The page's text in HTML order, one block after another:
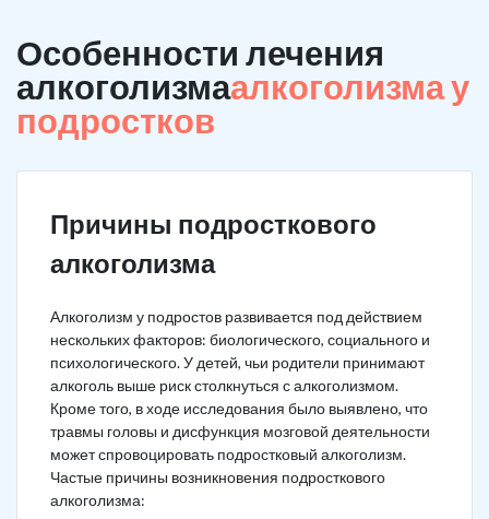
Особенности лечения
алкоголизмаалкоголизма у
подростков
Причины подросткового
алкоголизма
Алкоголизм у подростов развивается под действием
нескольких факторов: биологического, социального и
психологического. У детей, чьи родители принимают
алкоголь выше риск столкнуться с алкоголизмом.
Кроме того, в ходе исследования было выявлено, что
травмы головы и дисфункция мозговой деятельности
может спровоцировать подростковый алкоголизм.
Частые причины возникновения подросткового
алкоголизма: